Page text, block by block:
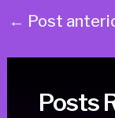
← Post
Posts